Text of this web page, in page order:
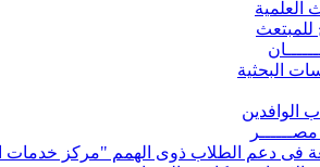
العلمية
للمبتعث
البحثية
الوافدين
فى دعم الطلاب ذوى الهمم "مركز خدمات